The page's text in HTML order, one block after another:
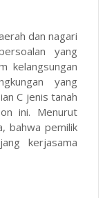
dan nagari
yang
kelangsungan
yang
C jenis tanah
ini. Menurut
bahwa pemilik
kerjasama